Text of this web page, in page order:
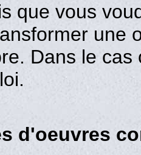
que vous
une
Dans le
d'oeuvres